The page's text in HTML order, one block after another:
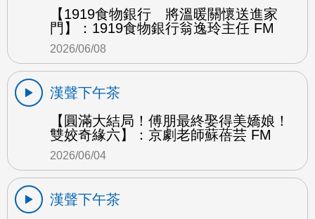
【1919食物銀行 將溫暖關懷送進家
門】：1919食物銀行翁逸玲主任 FM
2026/06/08
漢聲下午茶
【圓滿大結局！傅朋最終娶得美嬌娘！
雙姣奇緣六】：京劇老師蘇蓓芸 FM
2026/06/04
漢聲下午茶